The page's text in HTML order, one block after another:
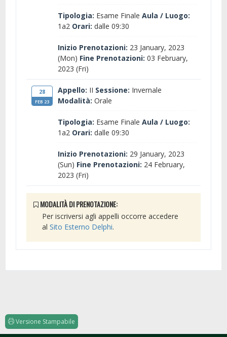
Tipologia: Esame Finale Aula / Luogo:
1a2 Orari: dalle 09:30
Inizio Prenotazioni: 23 January, 2023
(Mon) Fine Prenotazioni: 03 February,
2023 (Fri)
28
FEB 23
Appello: II Sessione: Invernale
Modalità: Orale
Tipologia: Esame Finale Aula / Luogo:
1a2 Orari: dalle 09:30
Inizio Prenotazioni: 29 January, 2023
(Sun) Fine Prenotazioni: 24 February,
2023 (Fri)
MODALITÀ DI PRENOTAZIONE:
Per iscriversi agli appelli occorre accedere
al Sito Esterno Delphi.
Versione Stampabile